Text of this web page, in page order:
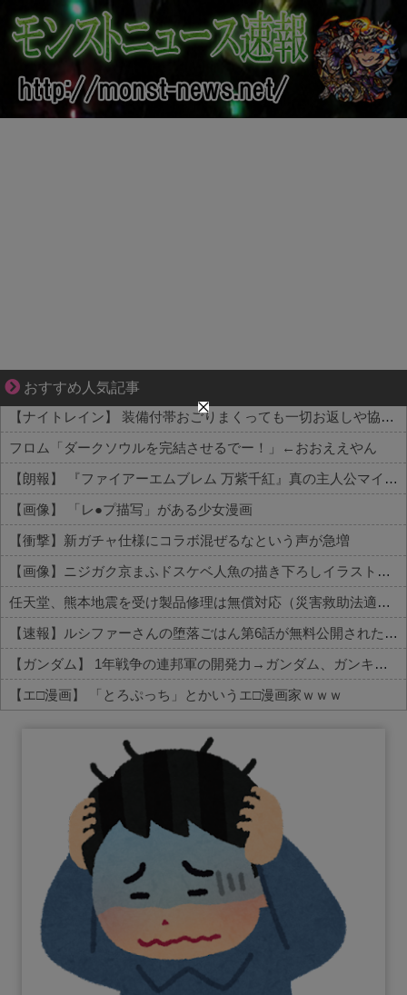
おすすめ人気記事
三十路女子×後輩男子、近づく心とすれ違い
【ナイトレイン】 装備付帯おごりまくっても一切お返しや協力する気がないプレイヤーいるけど…
フロム「ダークソウルを完結させるでー！」←おおええやん
【朗報】 『ファイアーエムブレム 万紫千紅』真の主人公マイユニはキャラメイクが可能
【画像】 「レ●プ描写」がある少女漫画
【衝撃】新ガチャ仕様にコラボ混ぜるなという声が急増
【画像】ニジガク京まふドスケベ人魚の描き下ろしイラスト【ラブライブ！虹ヶ咲】
任天堂、熊本地震を受け製品修理は無償対応（災害救助法適用地域）
【速報】ルシファーさんの堕落ごはん第6話が無料公開された件
【ガンダム】 1年戦争の連邦軍の開発力→ガンダム、ガンキャノン、ガンタンク、ジム、ボール
【エ□漫画】 「とろぷっち」とかいうエ□漫画家ｗｗｗ